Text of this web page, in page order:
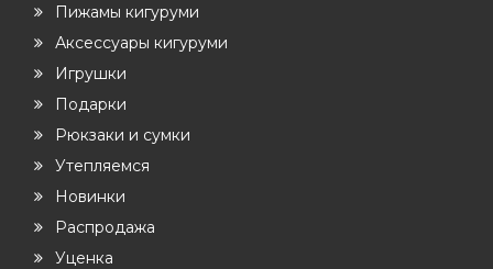
Пижамы кигуруми
Аксессуары кигуруми
Игрушки
Подарки
Рюкзаки и сумки
Утепляемся
Новинки
Распродажа
Уценка